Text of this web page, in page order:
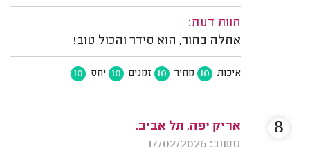
חוות דעת:
אחלה בחור, הוא סידר והכול טוב!
איכות 10 מחיר 10 זמנים 10 יחס 10
אריק יפה, תל אביב.
משוב: 17/02/2026
8